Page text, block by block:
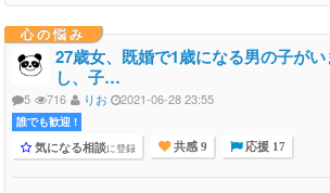
心の悩み
27歳女、既婚で1歳になる男の子が
し、子…
5 716 りお 2021-06-28 23:55
誰でも歓迎 !
気になる相談に登録 共感 9 応援 17